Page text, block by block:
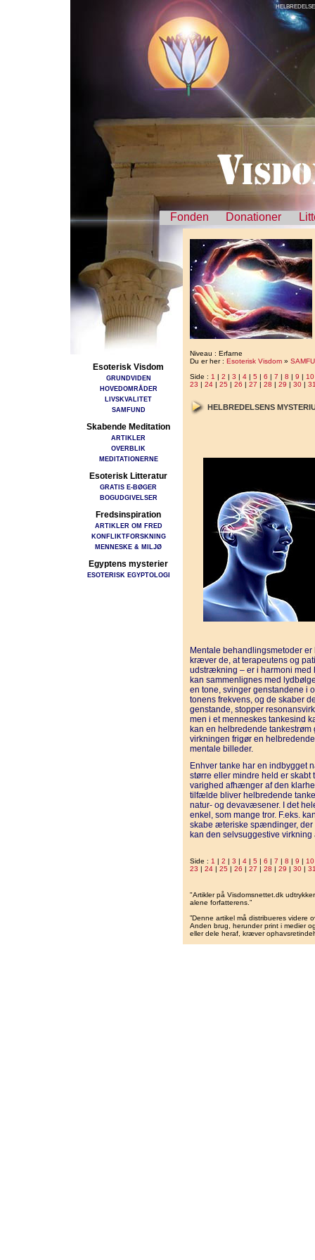
Fonden Donationer
Esoterisk Visdom
GRUNDVIDEN
HOVEDOMRÅDER
LIVSKVALITET
SAMFUND
Skabende Meditation
ARTIKLER
OVERBLIK
MEDITATIONERNE
Esoterisk Litteratur
GRATIS E-BØGER
BOGUDGIVELSER
Fredsinspiration
ARTIKLER OM FRED
KONFLIKTFORSKNING
MENNESKE & MILJØ
Egyptens mysterier
ESOTERISK EGYPTOLOGI
Niveau : Erfarne
Du er her : Esoterisk Visdom »
Side : 1 | 2 | 3 | 4 | 5 | 6 | 7 | 8 | 9 | 10
23 | 24 | 25 | 26 | 27 | 28 | 29 | 30 |
HELBREDELSENS
Mentale behandlingsmetoder
kræver de, at terapeutens og
udstrækning – er i harmoni med
kan sammenlignes med
en tone, svinger genstandene i
tonens frekvens, og de skaber
genstande, stopper
men i et menneskes tankesind
kan en helbredende tankestrøm
virkningen frigør en
mentale billeder.
Enhver tanke har en indbygget
større eller mindre held er skabt
varighed afhænger af den
tilfælde bliver helbredende
natur- og devavæsener. I det
enkel, som mange tror. F.eks.
skabe æteriske spændinger, der
kan den selvsuggestive
Side : 1 | 2 | 3 | 4 | 5 | 6 | 7 | 8 | 9 | 10
23 | 24 | 25 | 26 | 27 | 28 | 29 | 30 |
"Artikler på Visdomsnettet.dk
alene forfatterens.”
”Denne artikel må distribueres videre
Anden brug, herunder print i medier
eller dele heraf, kræver